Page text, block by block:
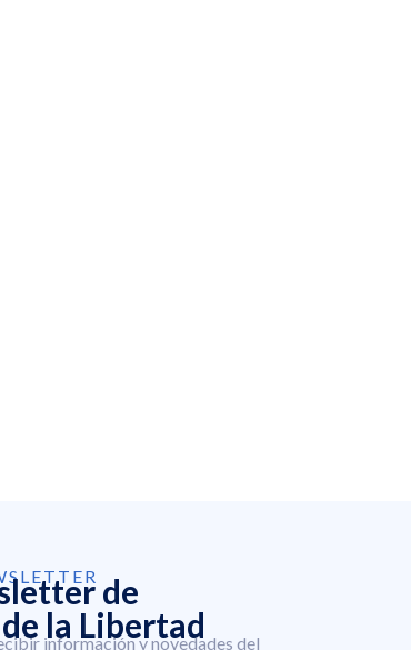
de
la Libertad
información y novedades del